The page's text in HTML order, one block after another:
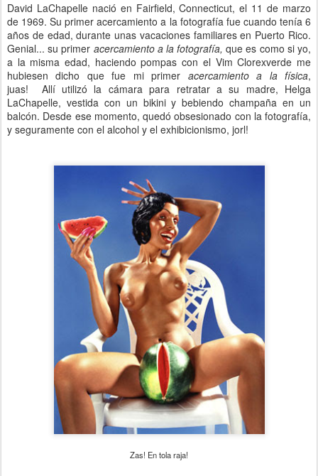
David LaChapelle nació en Fairfield, Connecticut, el 11 de marzo
de 1969. Su primer acercamiento a la fotografía fue cuando tenía 6
años de edad, durante unas vacaciones familiares en Puerto Rico.
Genial... su primer acercamiento a la fotografía,que es como si yo,
a la misma edad, haciendo pompas con el Vim Clorexverde me
hubiesen dicho que fue mi primer acercamiento a la física,
juas! Allí utilizó la cámara para retratar a su madre, Helga
LaChapelle, vestida con un bikini y bebiendo champaña en un
balcón. Desde ese momento, quedó obsesionado con la fotografía,
y seguramente con el alcohol y el exhibicionismo, jorl!
Zas! En tola raja!